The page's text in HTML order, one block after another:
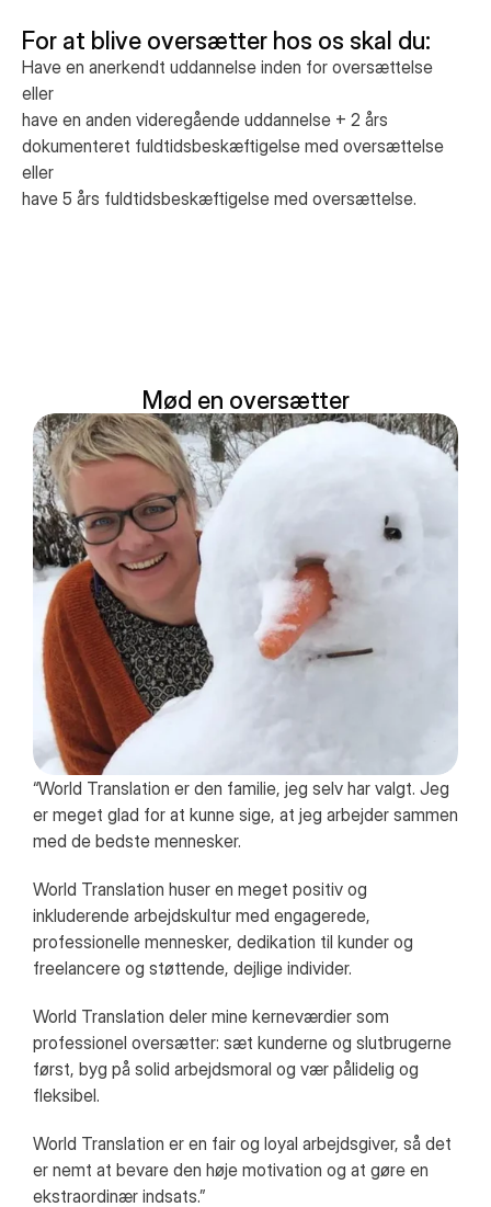
For at blive oversætter hos os skal du:
Have en anerkendt uddannelse inden for oversættelse
eller
have en anden videregående uddannelse + 2 års
dokumenteret fuldtidsbeskæftigelse med oversættelse
eller
have 5 års fuldtidsbeskæftigelse med oversættelse.
Mød en oversætter
“World Translation er den familie, jeg selv har valgt. Jeg
er meget glad for at kunne sige, at jeg arbejder sammen
med de bedste mennesker.
World Translation huser en meget positiv og
inkluderende arbejdskultur med engagerede,
professionelle mennesker, dedikation til kunder og
freelancere og støttende, dejlige individer.
World Translation deler mine kerneværdier som
professionel oversætter: sæt kunderne og slutbrugerne
først, byg på solid arbejdsmoral og vær pålidelig og
fleksibel.
World Translation er en fair og loyal arbejdsgiver, så det
er nemt at bevare den høje motivation og at gøre en
ekstraordinær indsats.”